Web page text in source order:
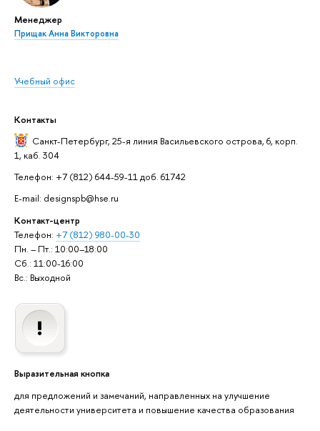
Менеджер
Прищак Анна Викторовна
Учебный офис
Контакты
Санкт-Петербург, 25-я линия Васильевского острова, 6, корп.
1, каб. 304
Телефон: +7 (812) 644-59-11 доб. 61742
E-mail: designspb@hse.ru
Контакт-центр
Телефон: +7 (812) 980-00-30
Пн. – Пт.: 10:00–18:00
Сб.: 11:00-16:00
Вс.: Выходной
Выразительная кнопка
для предложений и замечаний, направленных на улучшение
деятельности университета и повышение качества образования